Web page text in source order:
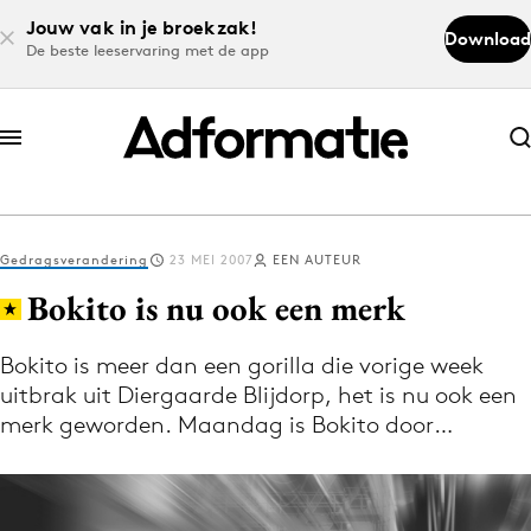
Jouw vak in je broekzak!
De beste leeservaring met de app
Download
Abonneer nu
Abonneer nu
Log in
Download de app
Volg het laatste nieuws via de Adformatie
Nieuws app
Gedragsverandering 23 MEI 2007 EEN AUTEUR
Bokito is nu ook een merk
Bokito is meer dan een gorilla die vorige week
uitbrak uit Diergaarde Blijdorp, het is nu ook een
merk geworden. Maandag is Bokito door…